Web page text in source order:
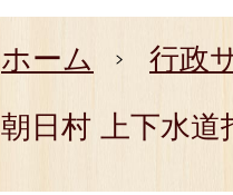
ホーム
行政
朝日村 上下水